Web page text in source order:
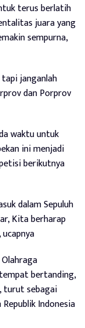
terus berlatih
juara yang
sempurna,
janganlah
dan Porprov
waktu untuk
ini menjadi
berikutnya
dalam Sepuluh
Kita berharap
bertanding,
turut sebagai
Indonesia